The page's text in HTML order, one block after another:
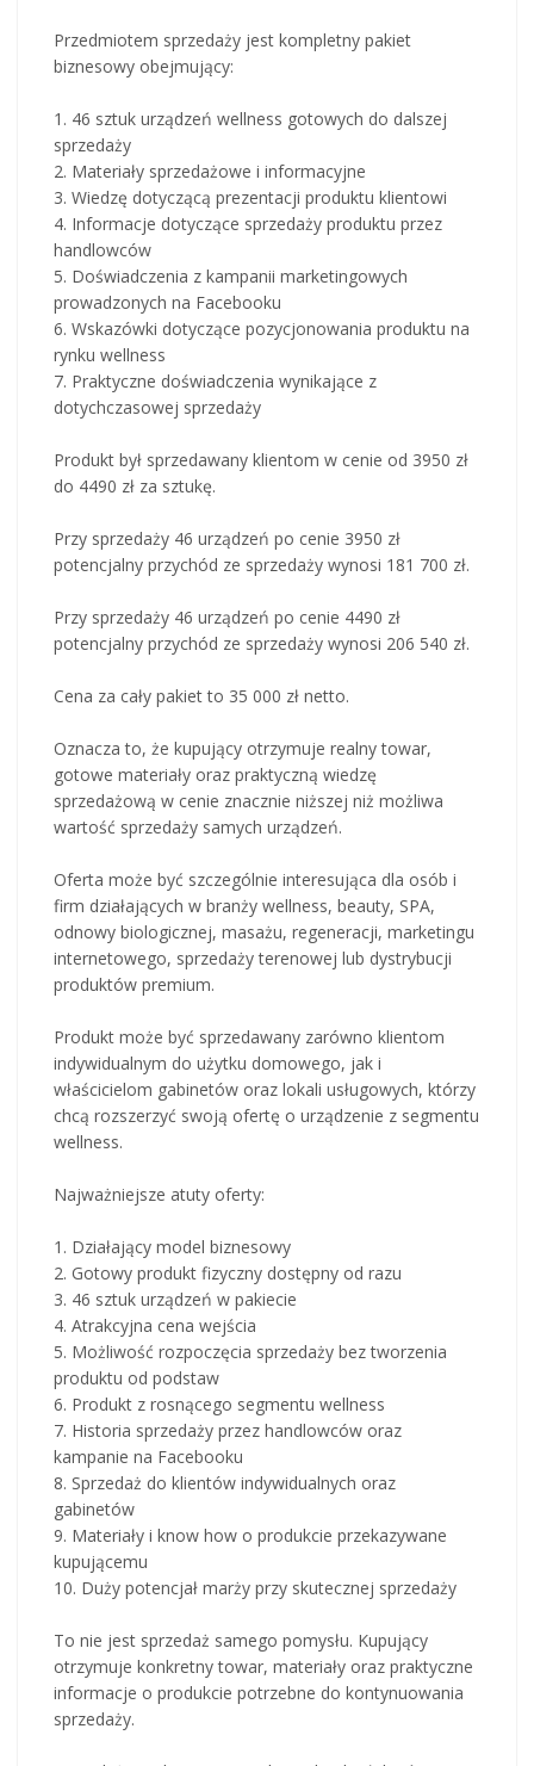
Przedmiotem sprzedaży jest kompletny pakiet
biznesowy obejmujący:
1. 46 sztuk urządzeń wellness gotowych do dalszej
sprzedaży
2. Materiały sprzedażowe i informacyjne
3. Wiedzę dotyczącą prezentacji produktu klientowi
4. Informacje dotyczące sprzedaży produktu przez
handlowców
5. Doświadczenia z kampanii marketingowych
prowadzonych na Facebooku
6. Wskazówki dotyczące pozycjonowania produktu na
rynku wellness
7. Praktyczne doświadczenia wynikające z
dotychczasowej sprzedaży
Produkt był sprzedawany klientom w cenie od 3950 zł
do 4490 zł za sztukę.
Przy sprzedaży 46 urządzeń po cenie 3950 zł
potencjalny przychód ze sprzedaży wynosi 181 700 zł.
Przy sprzedaży 46 urządzeń po cenie 4490 zł
potencjalny przychód ze sprzedaży wynosi 206 540 zł.
Cena za cały pakiet to 35 000 zł netto.
Oznacza to, że kupujący otrzymuje realny towar,
gotowe materiały oraz praktyczną wiedzę
sprzedażową w cenie znacznie niższej niż możliwa
wartość sprzedaży samych urządzeń.
Oferta może być szczególnie interesująca dla osób i
firm działających w branży wellness, beauty, SPA,
odnowy biologicznej, masażu, regeneracji, marketingu
internetowego, sprzedaży terenowej lub dystrybucji
produktów premium.
Produkt może być sprzedawany zarówno klientom
indywidualnym do użytku domowego, jak i
właścicielom gabinetów oraz lokali usługowych, którzy
chcą rozszerzyć swoją ofertę o urządzenie z segmentu
wellness.
Najważniejsze atuty oferty:
1. Działający model biznesowy
2. Gotowy produkt fizyczny dostępny od razu
3. 46 sztuk urządzeń w pakiecie
4. Atrakcyjna cena wejścia
5. Możliwość rozpoczęcia sprzedaży bez tworzenia
produktu od podstaw
6. Produkt z rosnącego segmentu wellness
7. Historia sprzedaży przez handlowców oraz
kampanie na Facebooku
8. Sprzedaż do klientów indywidualnych oraz
gabinetów
9. Materiały i know how o produkcie przekazywane
kupującemu
10. Duży potencjał marży przy skutecznej sprzedaży
To nie jest sprzedaż samego pomysłu. Kupujący
otrzymuje konkretny towar, materiały oraz praktyczne
informacje o produkcie potrzebne do kontynuowania
sprzedaży.